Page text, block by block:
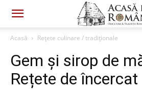
Acasă Rețete culinare / tradiționale
Gem și sirop de
Rețete de